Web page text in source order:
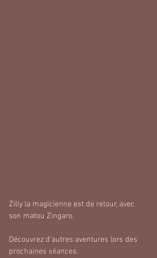
Zilly la magicienne est de retour, avec
son matou Zingaro.
Découvrez d'autres aventures lors des
prochaines séances.